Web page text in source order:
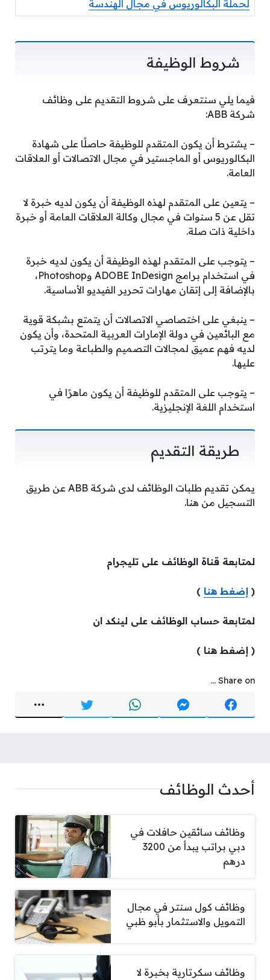
لحملة البكالوريوس في مجال الهندسة
شروط الوظيفة
فيما يلي سنتعرف على شروط التقديم على وظائف
شركة ABB:
– يشترط أن يكون المتقدم للوظيفة حاصلًا على شهادة
البكالوريوس أو الماجستير في مجال الاتصالات أو العلاقات
العامة.
– يتعين على المتقدم لهذه الوظيفة أن يكون لديه خبرة لا
تقل عن 5 سنوات في مجال وكالة العلاقات العامة أو خبرة
داخلية ذات صلة.
– يتوجب على المتقدم لهذه الوظيفة أن يكون لديه خبرة
في استخدام برامج ADOBE InDesign وPhotoshop،
بالإضافة إلى إتقان مهارات تحرير الفيديو الأساسية.
– ينبغي على اختصاصي الاتصالات أن يتمتع بشبكة قوية
مع البائعين في دولة الإمارات العربية المتحدة، وأن يكون
لديه فهم عميق لمجالات التصميم والطباعة وما يترتب
عليها.
– يتوجب على المتقدم للوظيفة أن يكون ماهرًا في
استخدام اللغة الإنجليزية.
طريقة التقديم
يمكن تقديم طلبات الوظائف لدى شركة ABB عن طريق
التسجيل من هنا.
لمتابعة قناة الوظائف على تليجرام
( إضغط هنا )
لمتابعة حساب الوظائف على لينكد ان
( إضغط هنا )
Share on ...
أحدث الوظائف
وظائف سائقين حافلات في
دبي براتب يبدأ من 3200
درهم
وظائف كول سنتر في مجال
التمويل والاستثمار بأبو ظبي
وظائف سكرتارية بخبرة لا